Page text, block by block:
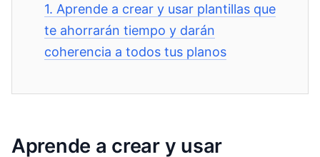
1. Aprende a crear y usar plantillas que
te ahorrarán tiempo y darán
coherencia a todos tus planos
Aprende a crear y usar